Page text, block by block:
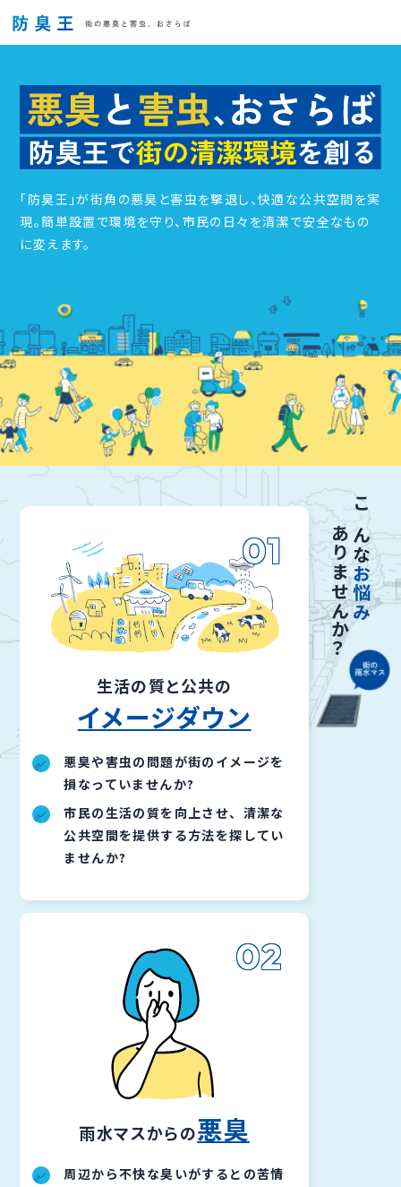
「防臭王」が街角の悪臭と害虫を撃退し、快適な公共空間を実
現。簡単設置で環境を守り、市民の日々を清潔で安全なもの
に変えます。
こんな
お悩み
ありませんか？
生活の質と公共の
イメージダウン
悪臭や害虫の問題が街のイメージを
損なっていませんか?
市民の生活の質を向上させ、清潔な
公共空間を提供する方法を探してい
ませんか?
01
雨水マスからの悪臭
周辺から不快な臭いがするとの苦情
02